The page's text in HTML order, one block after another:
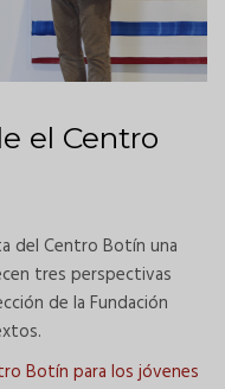
el Centro
del Centro Botín una
tres perspectivas
de la Fundación
Botín para los jóvenes